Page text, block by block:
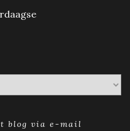
blog via e-mail